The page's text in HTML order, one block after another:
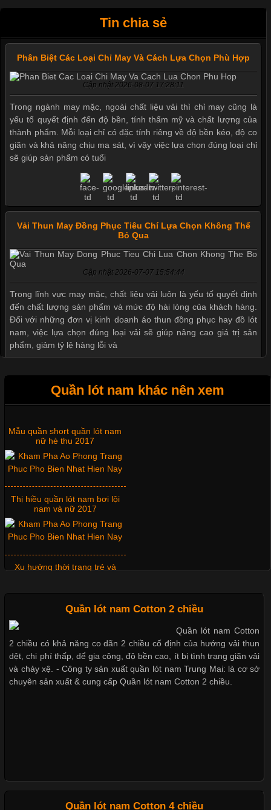
Tin chia sẻ
Phân Biệt Các Loại Chỉ May Và Cách Lựa Chọn Phù Hợp
Cập nhật 2026-08-07 17:28:11
Trong ngành may mặc, ngoài chất liệu vải thì chỉ may cũng là
yếu tố quyết định đến độ bền, tính thẩm mỹ và chất lượng của
thành phẩm. Mỗi loại chỉ có đặc tính riêng về độ bền kéo, độ co
giãn và khả năng chịu ma sát, vì vậy việc lựa chọn đúng loại chỉ
sẽ giúp sản phẩm có tuổi
Vải Thun May Đồng Phục Tiêu Chí Lựa Chọn Không Thể
Bỏ Qua
Cập nhật 2026-07-07 15:54:44
Trong lĩnh vực may mặc, chất liệu vải luôn là yếu tố quyết định
đến chất lượng sản phẩm và mức độ hài lòng của khách hàng.
Đối với những đơn vị kinh doanh áo thun đồng phục hay đồ lót
nam, việc lựa chọn đúng loại vải sẽ giúp nâng cao giá trị sản
phẩm, giảm tỷ lệ hàng lỗi và
Cập nhật 2026-06-01 16:20:50
nhờ tính tiện dụng, dễ phối đồ và phù hợp với nhiều đối tượng.
Bên cạnh chất liệu và kiểu dáng, phần cổ áo cũng là yếu tố
quan trọng tạo nên phong cách riêng cho từng sản phẩm. Mỗi
loại cổ áo sẽ mang đến một vẻ đẹp khác
Chuộng Hiện Nay
Cập nhật 2026-06-01 14:23:34
Trong môi trường kinh doanh hiện đại, việc xây dựng hình ảnh
chuyên nghiệp đóng vai trò quan trọng đối với sự phát triển của
Quần lót nam khác nên xem
Mẫu quần short quần lót nam
nữ hè thu 2017
Thị hiều quần lót nam bơi lội
nam và nữ 2017
Xu hướng thời trang trẻ và
đúng cách
thông dụng hiện nay
Quần lót nam Cotton 2 chiều
Quần lót nam Cotton
2 chiều có khả năng co dãn 2 chiều cố định của hướng vải thun
dệt, chi phí thấp, dể gia công, độ bền cao, ít bị tình trạng giãn vải
và chảy xệ. - Công ty sản xuất quần lót nam Trung Mai: là cơ sở
chuyên sản xuất & cung cấp Quần lót nam Cotton 2 chiều.
Quần lót nam Cotton 4 chiều